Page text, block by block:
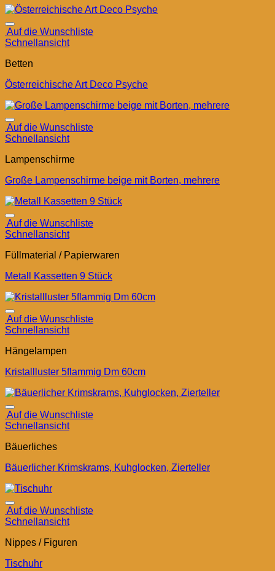
Auf die Wunschliste
Schnellansicht
Betten
Österreichische Art Deco Psyche
Auf die Wunschliste
Schnellansicht
Lampenschirme
Große Lampenschirme beige mit Borten, mehrere
Auf die Wunschliste
Schnellansicht
Füllmaterial / Papierwaren
Metall Kassetten 9 Stück
Auf die Wunschliste
Schnellansicht
Hängelampen
Kristallluster 5flammig Dm 60cm
Auf die Wunschliste
Schnellansicht
Bäuerliches
Bäuerlicher Krimskrams, Kuhglocken, Zierteller
Auf die Wunschliste
Schnellansicht
Nippes / Figuren
Tischuhr